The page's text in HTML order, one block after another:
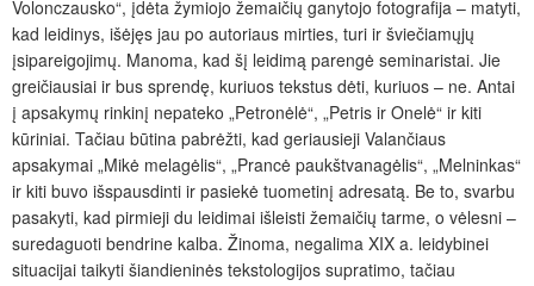
Volonczausko“, įdėta žymiojo žemaičių ganytojo fotografija – matyti,
kad leidinys, išėjęs jau po autoriaus mirties, turi ir šviečiamųjų
įsipareigojimų. Manoma, kad šį leidimą parengė seminaristai. Jie
greičiausiai ir bus sprendę, kuriuos tekstus dėti, kuriuos – ne. Antai
į apsakymų rinkinį nepateko „Petronėlė“, „Petris ir Onelė“ ir kiti
kūriniai. Tačiau būtina pabrėžti, kad geriausieji Valančiaus
apsakymai „Mikė melagėlis“, „Prancė paukštvanagėlis“, „Melninkas“
ir kiti buvo išspausdinti ir pasiekė tuometinį adresatą. Be to, svarbu
pasakyti, kad pirmieji du leidimai išleisti žemaičių tarme, o vėlesni –
suredaguoti bendrine kalba. Žinoma, negalima XIX a. leidybinei
situacijai taikyti šiandieninės tekstologijos supratimo, tačiau